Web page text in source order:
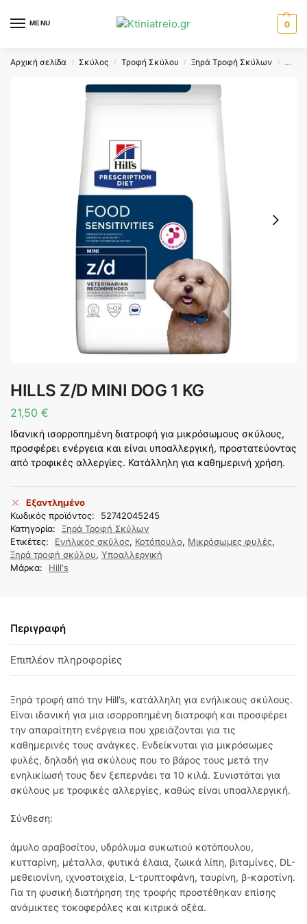
MENU 0
Αρχική σελίδα / Σκύλος / Τροφή Σκύλου / Ξηρά Τροφή Σκύλων /
HILLS Z/D MINI DOG 1 KG
21,50 €
Ιδανική ισορροπημένη διατροφή για μικρόσωμους σκύλους,
προσφέρει ενέργεια και είναι υποαλλεργική, προστατεύοντας
από τροφικές αλλεργίες. Κατάλληλη για καθημερινή χρήση.
Εξαντλημένο
Κωδικός προϊόντος:
52742045245
Κατηγορία:
Ξηρά Τροφή Σκύλων
Ετικέτες:
Ενήλικος σκύλος, Κοτόπουλο, Μικρόσωμες φυλές,
Ξηρά τροφή σκύλου, Υποαλλεργική
Μάρκα:
Hill's
Περιγραφή
Επιπλέον πληροφορίες
Ξηρά τροφή από την Hill’s, κατάλληλη για ενήλικους σκύλους.
Είναι ιδανική για μια ισορροπημένη διατροφή και προσφέρει
την απαραίτητη ενέργεια που χρειάζονται για τις
καθημερινές τους ανάγκες. Ενδείκνυται για μικρόσωμες
φυλές, δηλαδή για σκύλους που το βάρος τους μετά την
ενηλικίωσή τους δεν ξεπερνάει τα 10 κιλά. Συνιστάται για
σκύλους με τροφικές αλλεργίες, καθώς είναι υποαλλεργική.
Σύνθεση:
άμυλο αραβοσίτου, υδρόλυμα συκωτιού κοτόπουλου,
κυτταρίνη, μέταλλα, φυτικά έλαια, ζωικά λίπη, βιταμίνες, DL-
μεθειονίνη, ιχνοστοιχεία, L-τρυπτοφάνη, ταυρίνη, β-καροτίνη.
Για τη φυσική διατήρηση της τροφής προστέθηκαν επίσης
ανάμικτες τοκοφερόλες και κιτρικά οξέα.